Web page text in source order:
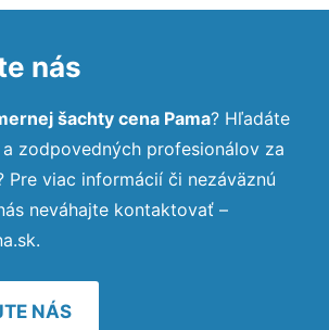
nás
šachty cena Pama? Hľadáte
zodpovedných profesionálov za
Pre viac informácií či nezáväznú
neváhajte kontaktovať –
NÁS